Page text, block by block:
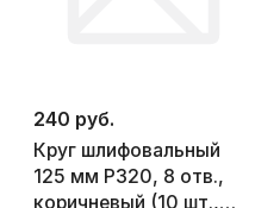
240 руб.
Круг шлифовальный
125 мм P320, 8 отв.,
коричневый (10 шт.,